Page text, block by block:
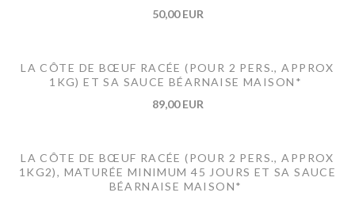
50,00 EUR
LA CÔTE DE BŒUF RACÉE (POUR 2 PERS., APPROX
1KG) ET SA SAUCE BÉARNAISE MAISON*
89,00 EUR
LA CÔTE DE BŒUF RACÉE (POUR 2 PERS., APPROX
1KG2), MATURÉE MINIMUM 45 JOURS ET SA SAUCE
BÉARNAISE MAISON*